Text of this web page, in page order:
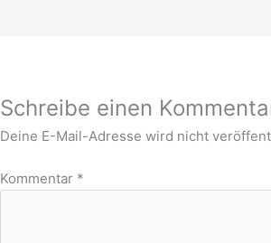
Schreibe einen
Deine E-Mail-Adresse wird nicht
Kommentar *